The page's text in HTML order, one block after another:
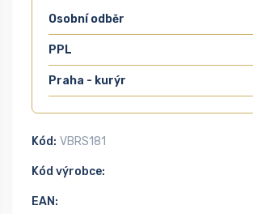
Osobní odběr
PPL
Praha - kurýr
Kód: VBRS181
Kód výrobce:
EAN: